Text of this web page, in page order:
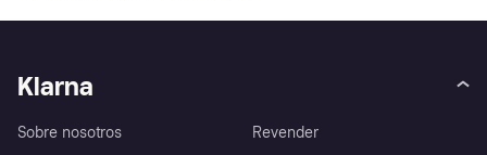
Klarna
Sobre nosotros
Revender